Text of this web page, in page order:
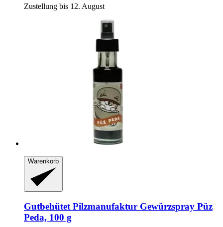
Zustellung bis 12. August
Warenkorb
Gutbehütet Pilzmanufaktur Gewürzspray Püz
Peda, 100 g